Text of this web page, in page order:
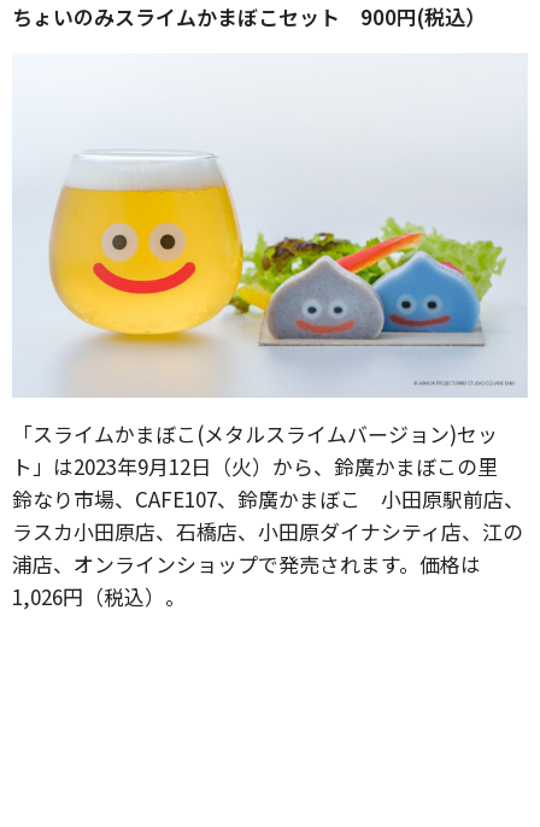
ちょいのみスライムかまぼこセット 900円(税込）
「スライムかまぼこ(メタルスライムバージョン)セッ
ト」は2023年9月12日（火）から、鈴廣かまぼこの里
鈴なり市場、CAFE107、鈴廣かまぼこ 小田原駅前店、
ラスカ小田原店、石橋店、小田原ダイナシティ店、江の
浦店、オンラインショップで発売されます。価格は
1,026円（税込）。